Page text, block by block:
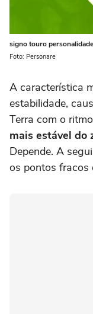
signo touro personalidade
Foto: Personare
A característica
estabilidade,
Terra com o
mais estável do
Depende. A
os pontos fracos